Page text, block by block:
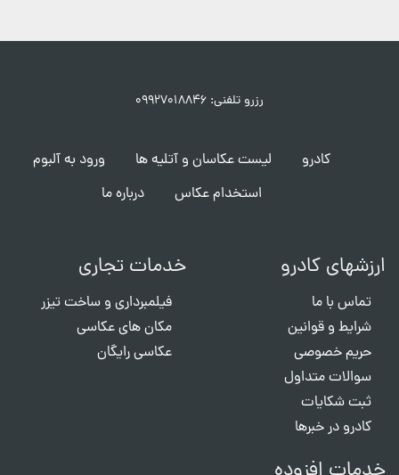
رزرو تلفنی: ۰۹۹۲۷۰۱۸۸۴۶
کادرو لیست عکاسان و آتلیه ها
ورود به آلبوم
استخدام عکاس
درباره ما
ارزشهای کادرو
تماس با ما
شرایط و قوانین
حریم خصوصی
سوالات متداول
ثبت شکایات
کادرو در خبرها
خدمات تجاری
فیلمبرداری و ساخت تیزر
مکان های عکاسی
عکاسی رایگان